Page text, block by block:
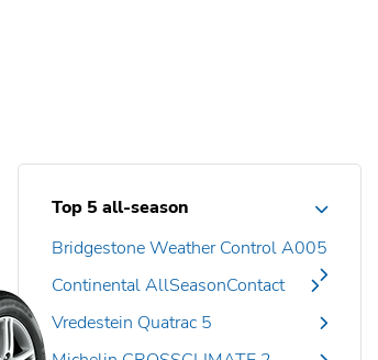
Top 5 all-season
Bridgestone Weather Control A005
Continental AllSeasonContact
Vredestein Quatrac 5